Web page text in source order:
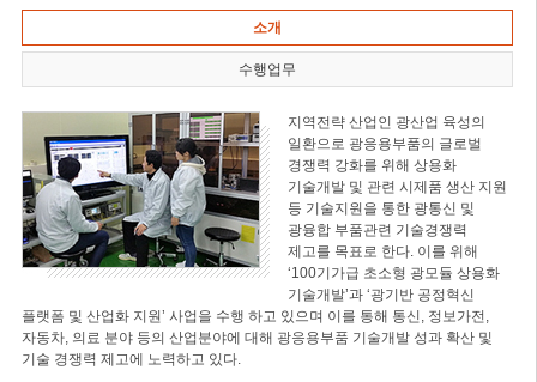
소개
수행업무
지역전략 산업인 광산업 육성의
일환으로 광응용부품의 글로벌
경쟁력 강화를 위해 상용화
기술개발 및 관련 시제품 생산 지원
등 기술지원을 통한 광통신 및
광융합 부품관련 기술경쟁력
제고를 목표로 한다. 이를 위해
‘100기가급 초소형 광모듈 상용화
기술개발’과 ‘광기반 공정혁신
플랫폼 및 산업화 지원’ 사업을 수행 하고 있으며 이를 통해 통신, 정보가전,
자동차, 의료 분야 등의 산업분야에 대해 광응용부품 기술개발 성과 확산 및
기술 경쟁력 제고에 노력하고 있다.